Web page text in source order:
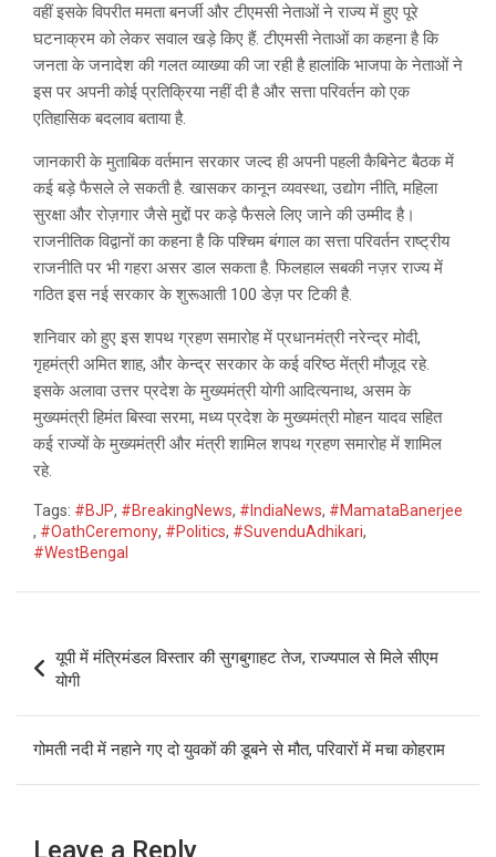
वहीं इसके विपरीत ममता बनर्जी और टीएमसी नेताओं ने राज्य में हुए पूरे
घटनाक्रम को लेकर सवाल खड़े किए हैं. टीएमसी नेताओं का कहना है कि
जनता के जनादेश की गलत व्याख्या की जा रही है हालांकि भाजपा के नेताओं ने
इस पर अपनी कोई प्रतिक्रिया नहीं दी है और सत्ता परिवर्तन को एक
एतिहासिक बदलाव बताया है.
जानकारी के मुताबिक वर्तमान सरकार जल्द ही अपनी पहली कैबिनेट बैठक में
कई बड़े फैसले ले सकती है. खासकर कानून व्यवस्था, उद्योग नीति, महिला
सुरक्षा और रोज़गार जैसे मुद्दों पर कड़े फैसले लिए जाने की उम्मीद है।
राजनीतिक विद्वानों का कहना है कि पश्चिम बंगाल का सत्ता परिवर्तन राष्ट्रीय
राजनीति पर भी गहरा असर डाल सकता है. फिलहाल सबकी नज़र राज्य में
गठित इस नई सरकार के शुरूआती 100 डेज़ पर टिकी है.
शनिवार को हुए इस शपथ ग्रहण समारोह में प्रधानमंत्री नरेन्द्र मोदी,
गृहमंत्री अमित शाह, और केन्द्र सरकार के कई वरिष्ठ मेंत्री मौजूद रहे.
इसके अलावा उत्तर प्रदेश के मुख्यमंत्री योगी आदित्यनाथ, असम के
मुख्यमंत्री हिमंत बिस्वा सरमा, मध्य प्रदेश के मुख्यमंत्री मोहन यादव सहित
कई राज्यों के मुख्यमंत्री और मंत्री शामिल शपथ ग्रहण समारोह में शामिल
रहे.
Tags: #BJP, #BreakingNews, #IndiaNews, #MamataBanerjee
, #OathCeremony, #Politics, #SuvenduAdhikari,
#WestBengal
navigation
यूपी में मंत्रिमंडल विस्तार की सुगबुगाहट तेज, राज्यपाल से मिले सीएम
योगी
गोमती नदी में नहाने गए दो युवकों की डूबने से मौत, परिवारों में मचा कोहराम
Leave a Reply